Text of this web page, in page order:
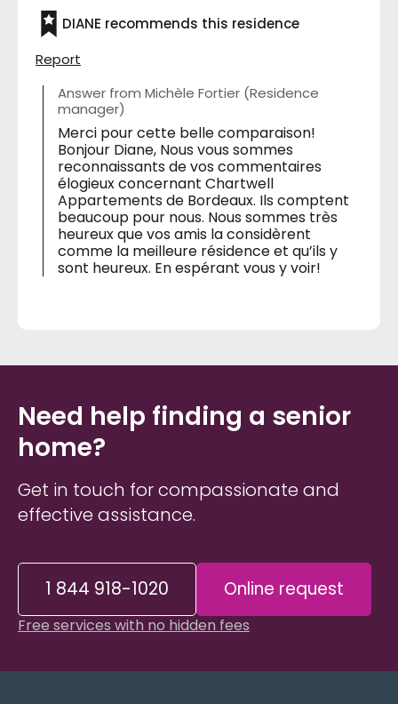
piano. Nos amis qui y résident trouvent qu'ils
habitent dans la "meilleure" résidence.
DIANE recommends this residence
Report
Answer from Michèle Fortier (Residence
manager)
Merci pour cette belle comparaison!
Bonjour Diane, Nous vous sommes
reconnaissants de vos commentaires
élogieux concernant Chartwell
Appartements de Bordeaux. Ils comptent
beaucoup pour nous. Nous sommes très
heureux que vos amis la considèrent
comme la meilleure résidence et qu’ils y
sont heureux. En espérant vous y voir!
Need help finding a senior
home?
Get in touch for compassionate and
effective assistance.
1 844 918-1020 Online request
Free services with no hidden fees